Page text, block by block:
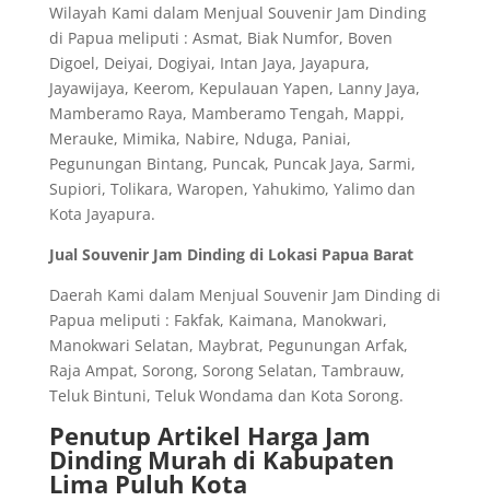
Wilayah Kami dalam Menjual Souvenir Jam Dinding
di Papua meliputi : Asmat, Biak Numfor, Boven
Digoel, Deiyai, Dogiyai, Intan Jaya, Jayapura,
Jayawijaya, Keerom, Kepulauan Yapen, Lanny Jaya,
Mamberamo Raya, Mamberamo Tengah, Mappi,
Merauke, Mimika, Nabire, Nduga, Paniai,
Pegunungan Bintang, Puncak, Puncak Jaya, Sarmi,
Supiori, Tolikara, Waropen, Yahukimo, Yalimo dan
Kota Jayapura.
Jual Souvenir Jam Dinding di Lokasi Papua Barat
Daerah Kami dalam Menjual Souvenir Jam Dinding di
Papua meliputi : Fakfak, Kaimana, Manokwari,
Manokwari Selatan, Maybrat, Pegunungan Arfak,
Raja Ampat, Sorong, Sorong Selatan, Tambrauw,
Teluk Bintuni, Teluk Wondama dan Kota Sorong.
Penutup Artikel Harga Jam
Dinding Murah di Kabupaten
Lima Puluh Kota